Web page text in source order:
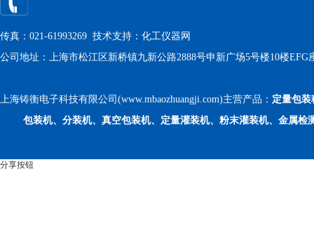
传真：021-61993269 技术支持： 化工仪器网
公司地址：上海市松江区新桥镇九新公路2888号申新广场5号楼10楼EFG
上海铸衡电子科技有限公司(www.mbaozhuangji.com)主营产品： 定量包装
包装机、分装机、真空包装机、定量灌装机、粉末灌装机、金属检
分享按钮